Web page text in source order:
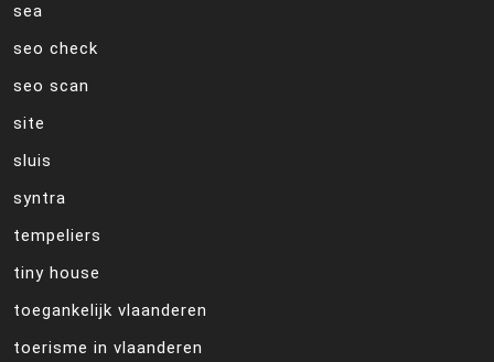
sea
seo check
seo scan
site
sluis
syntra
tempeliers
tiny house
toegankelijk vlaanderen
toerisme in vlaanderen